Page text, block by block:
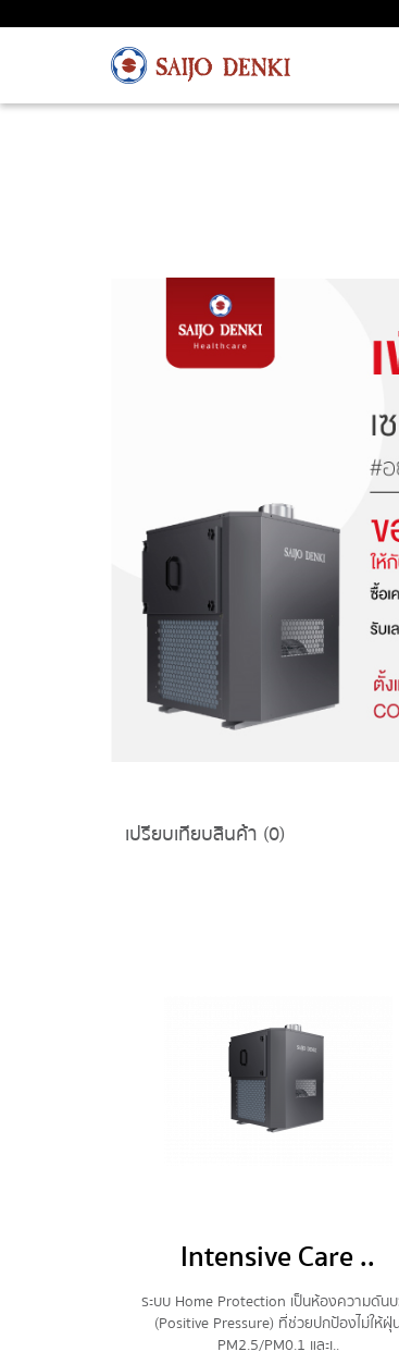
เปรียบเทียบสินค้า (0)
Intensive Care ..
ระบบ Home Protection เป็นห้องความดัน
(Positive Pressure) ที่ช่วยปกป้องไม่ให้ฝุ่
PM2.5/PM0.1 และเ..